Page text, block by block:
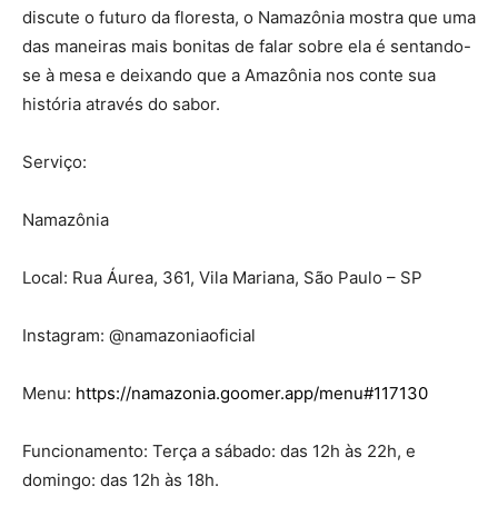
discute o futuro da floresta, o Namazônia mostra que uma
das maneiras mais bonitas de falar sobre ela é sentando-
se à mesa e deixando que a Amazônia nos conte sua
história através do sabor.
Serviço:
Namazônia
Local: Rua Áurea, 361, Vila Mariana, São Paulo – SP
Instagram: @namazoniaoficial
Menu: https://namazonia.goomer.app/menu#117130
Funcionamento: Terça a sábado: das 12h às 22h, e
domingo: das 12h às 18h.